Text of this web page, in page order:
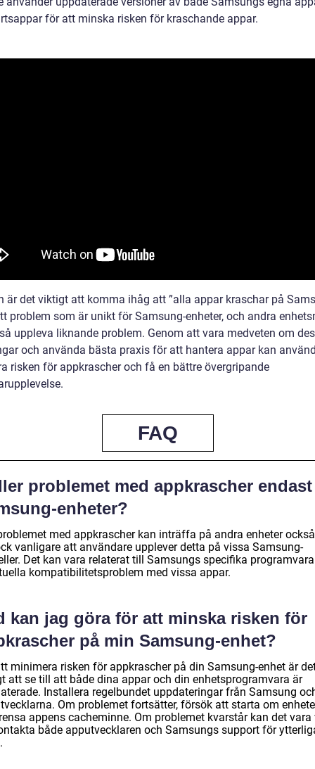
för att minska risken för kraschande appar.
är det viktigt att komma ihåg att ”alla appar kraschar på
problem som är unikt för Samsung-enheter, och andra
uppleva liknande problem. Genom att vara medveten om
och använda bästa praxis för att hantera appar kan
risken för appkrascher och få en bättre övergripande
FAQ
problemet med appkrascher
enheter?
med appkrascher kan inträffa på andra enheter
vanligare att användare upplever detta på vissa Samsung-
Det kan vara relaterat till Samsungs specifika
kompatibilitetsproblem med vissa appar.
kan jag göra för att minska risken för
på min Samsung-enhet?
minimera risken för appkrascher på din Samsung-enhet är
att se till att både dina appar och din enhetsprogramvara är
Installera regelbundet uppdateringar från Samsung
Om problemet fortsätter, försök att starta om
appens cacheminne. Om problemet kvarstår kan det vara
både apputvecklaren och Samsungs support för